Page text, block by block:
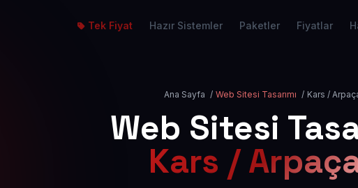
Tek Fiyat Hazır Sistemler Paketler Fiyatlar
Ana Sayfa / Web Sitesi Tasarımı / Kars /
Web Sitesi
Kars /